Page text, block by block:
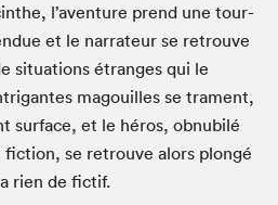
l’aventure prend une tour­
et le nar­ra­teur se retrou­ve
sit­u­a­tions étranges qui le
magouilles se tra­ment,
sur­face, et le héros, obnu­bilé
fic­tion, se retrou­ve alors plongé
rien de fictif.